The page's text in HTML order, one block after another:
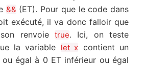
&& (ET). Pour que le code dans
exécuté, il va donc falloir que
renvoie true. Ici, on teste
la variable let x contient un
ou égal à 0 ET inférieur ou égal